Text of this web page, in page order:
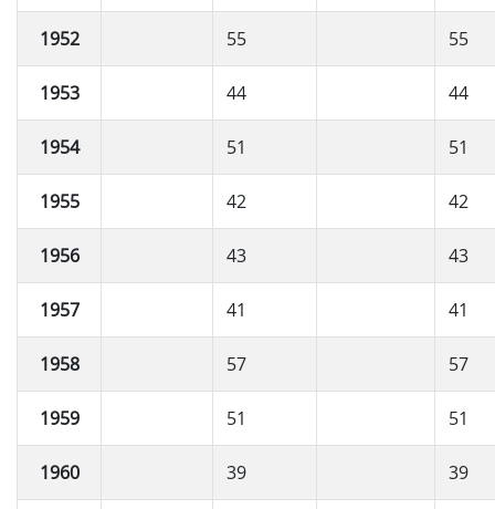
1952 55 55
1953 44 44
1954 51 51
1955 42 42
1956 43 43
1957 41 41
1958 57 57
1959 51 51
1960 39 39